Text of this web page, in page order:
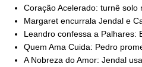
Coração Acelerado: turnê solo
Margaret encurrala Jendal e
Leandro confessa a Palhares:
Quem Ama Cuida: Pedro
A Nobreza do Amor: Jendal